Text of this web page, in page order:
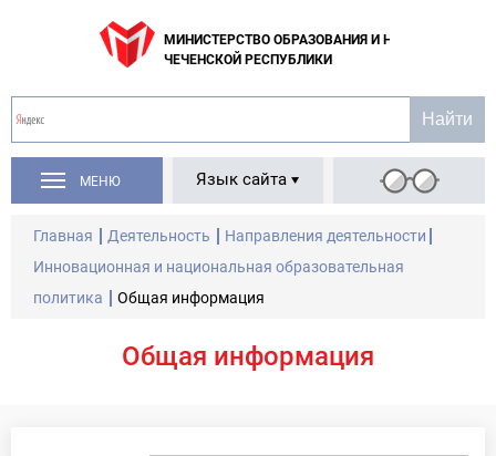
МИНИСТЕРСТВО ОБРАЗОВАНИЯ И НАУКИ
ЧЕЧЕНСКОЙ РЕСПУБЛИКИ
МЕНЮ Язык сайта
Главная Деятельность
Направления деятельности
Инновационная и национальная образовательная
политика
Общая информация
Общая информация